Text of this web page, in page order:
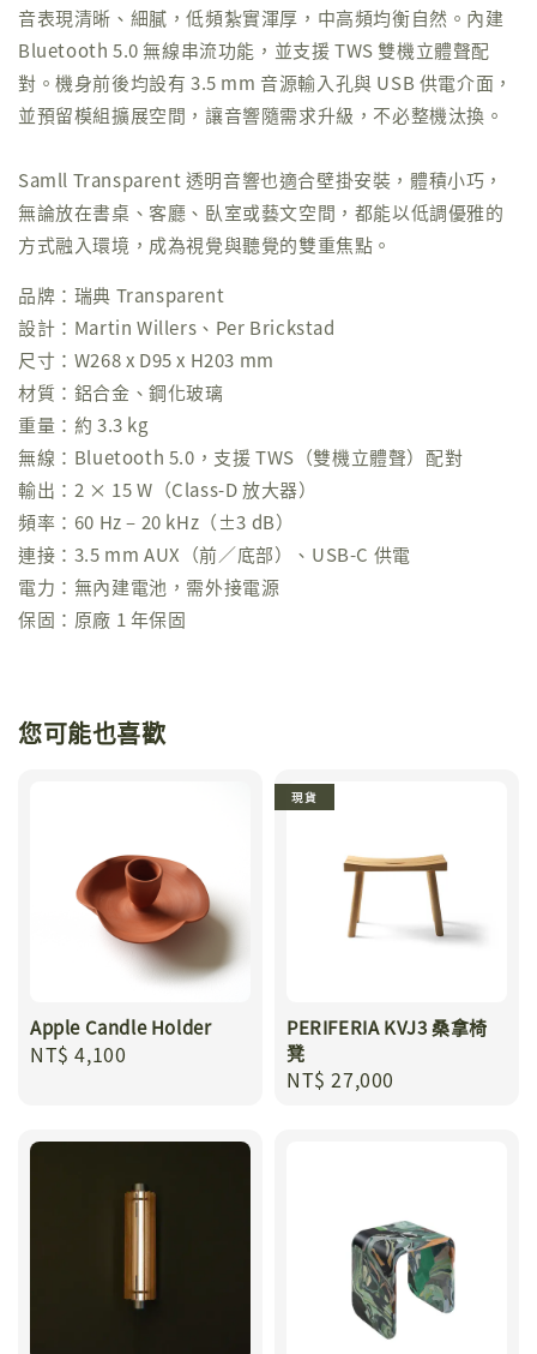
音表現清晰、細膩，低頻紮實渾厚，中高頻均衡自然。內建
Bluetooth 5.0 無線串流功能，並支援 TWS 雙機立體聲配
對。機身前後均設有 3.5 mm 音源輸入孔與 USB 供電介面，
並預留模組擴展空間，讓音響隨需求升級，不必整機汰換。
Samll Transparent 透明音響也適合壁掛安裝，體積小巧，
無論放在書桌、客廳、臥室或藝文空間，都能以低調優雅的
方式融入環境，成為視覺與聽覺的雙重焦點。
品牌：瑞典 Transparent
設計：Martin Willers、Per Brickstad
尺寸：W268 x D95 x H203 mm
材質：鋁合金、鋼化玻璃
重量：約 3.3 kg
無線：Bluetooth 5.0，支援 TWS（雙機立體聲）配對
輸出：2 × 15 W（Class-D 放大器）
頻率：60 Hz – 20 kHz（±3 dB）
連接：3.5 mm AUX（前／底部）、USB-C 供電
電力：無內建電池，需外接電源
保固：原廠 1 年保固
您可能也喜歡
Apple Candle Holder
Regular
NT$ 4,100
現貨
PERIFERIA KVJ3 桑拿椅
凳
Regular
NT$ 27,000